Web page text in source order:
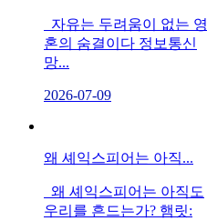
자유는 두려움이 없는 영
혼의 숨결이다 정보통신
망...
2026-07-09
왜 셰익스피어는 아직...
왜 셰익스피어는 아직도
우리를 흔드는가? 햄릿: